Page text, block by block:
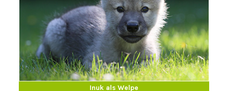
Inuk als Welpe
Inuk erwachsen